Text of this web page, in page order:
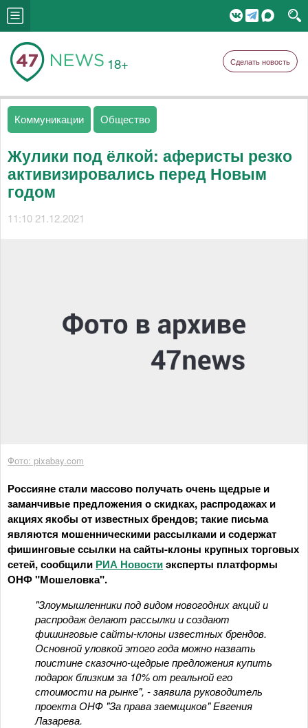
18+ Сделать новость
Коммуникации Общество
Жулики под ёлкой: аферисты резко
активизировались перед Новым
годом
11:10 21.12.2021
Фото: pixabay.com
Россияне стали массово получать очень щедрые и
заманчивые предложения о скидках, распродажах и
акциях якобы от известных брендов; такие письма
являются мошенническими рассылками и содержат
фишинговые ссылки на сайты-клоны крупных торговых
сетей, сообщили РИА Новостиэксперты платформы
ОНФ "Мошеловка".
"Злоумышленники под видом новогодних акций и
распродаж делают рассылки и создают
фишинговые сайты-клоны известных брендов.
Основной уловкой этого года можно назвать
поистине сказочно-щедрые предложения купить
подарок близким за 10% от реальной его
стоимости на рынке", - заявила руководитель
проекта ОНФ "За права заемщиков" Евгения
Лазарева.